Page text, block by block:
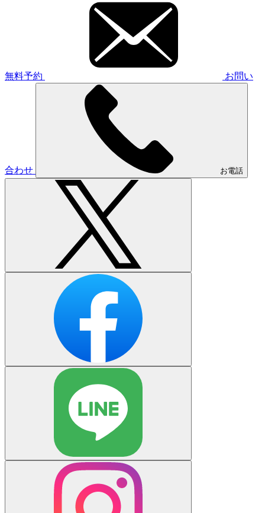
無料予約 お問い
合わせ お電話